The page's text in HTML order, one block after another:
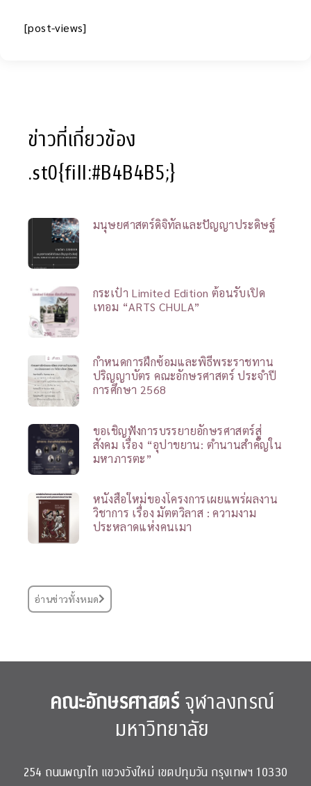
[post-views]
ข่าวที่เกี่ยวข้อง
.st0{fill:#B4B4B5;}
มนุษยศาสตร์ดิจิทัลและปัญญาประดิษฐ์
กระเป๋า Limited Edition ต้อนรับเปิด
เทอม “ARTS CHULA”
กำหนดการฝึกซ้อมและพิธีพระราชทาน
ปริญญาบัตร คณะอักษรศาสตร์ ประจำปี
การศึกษา 2568
ขอเชิญฟังการบรรยายอักษรศาสตร์สู่
สังคม เรื่อง “อุปาขยาน: ตำนานสำคัญใน
มหาภารตะ”
หนังสือใหม่ของโครงการเผยแพร่ผลงาน
วิชาการ เรื่อง มัตตวิลาส : ความงาม
ประหลาดแห่งคนเมา
อ่านข่าวทั้งหมด
คณะอักษรศาสตร์จุฬาลงกรณ์
มหาวิทยาลัย
254 ถนนพญาไท แขวงวังใหม่ เขตปทุมวัน กรุงเทพฯ 10330